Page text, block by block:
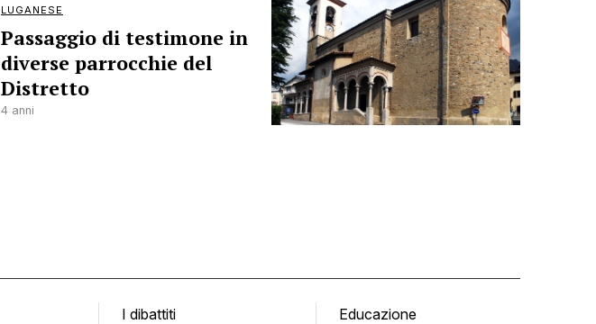
LUGANESE
Passaggio di testimone in
diverse parrocchie del
Distretto
4 anni
I dibattiti
Educazione